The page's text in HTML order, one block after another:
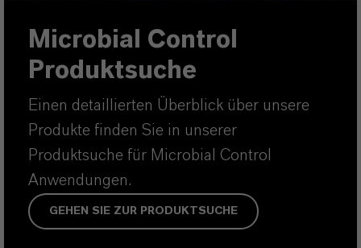
Microbial Control
Produktsuche
Einen detaillierten Überblick über unsere
Produkte finden Sie in unserer
Produktsuche für Microbial Control
Anwendungen.
GEHEN SIE ZUR PRODUKTSUCHE